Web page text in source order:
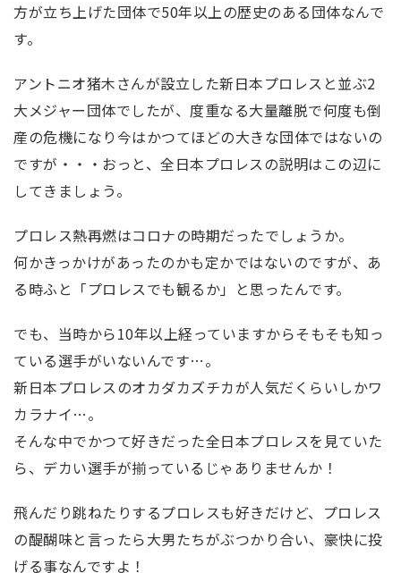
方が立ち上げた団体で50年以上の歴史のある団体なんで
す。
アントニオ猪木さんが設立した新日本プロレスと並ぶ2
大メジャー団体でしたが、度重なる大量離脱で何度も倒
産の危機になり今はかつてほどの大きな団体ではないの
ですが・・・おっと、全日本プロレスの説明はこの辺に
してきましょう。
プロレス熱再燃はコロナの時期だったでしょうか。
何かきっかけがあったのかも定かではないのですが、あ
る時ふと「プロレスでも観るか」と思ったんです。
でも、当時から10年以上経っていますからそもそも知っ
ている選手がいないんです…。
新日本プロレスのオカダカズチカが人気だくらいしかワ
カラナイ…。
そんな中でかつて好きだった全日本プロレスを見ていた
ら、デカい選手が揃っているじゃありませんか！
飛んだり跳ねたりするプロレスも好きだけど、プロレス
の醍醐味と言ったら大男たちがぶつかり合い、豪快に投
げる事なんですよ！